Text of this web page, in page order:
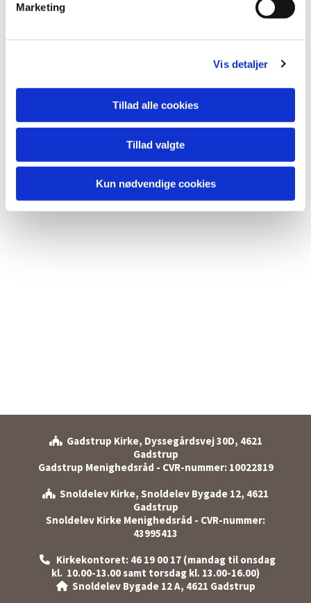
Marketing
Vis detaljer
Tillad alle cookies
Tillad valgte
Kun nødvendige cookies
Du vil måske også kunne
Gadstrup Kirke, Dyssegårdsvej 30D, 4621
Gadstrup
Gadstrup Menighedsråd - CVR-nummer: 10022819
 Snoldelev Kirke, Snoldelev Bygade 12, 4621
Gadstrup
Snoldelev Kirke Menighedsråd - CVR-nummer:
43995413

Kirkekontoret: 46 19 00 17 (mandag til onsdag
kl. 10.00-13.00 samt torsdag kl. 13.00-16.00)
Snoldelev Bygade 12 A, 4621 Gadstrup